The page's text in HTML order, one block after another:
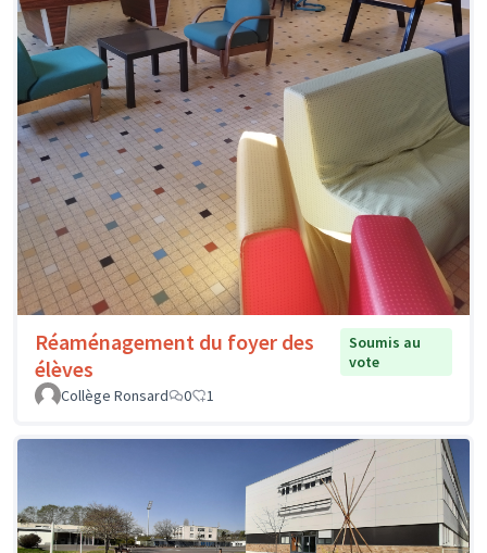
Réaménagement du foyer des
élèves
Soumis au
vote
Collège Ronsard
0 1